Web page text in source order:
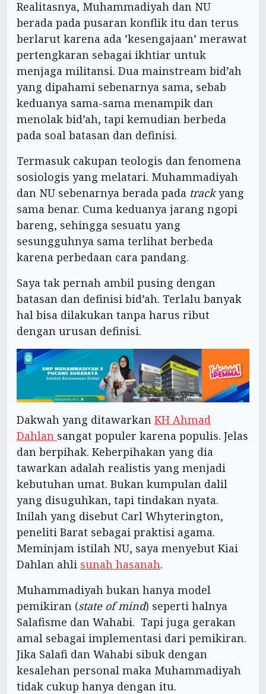
Realitasnya, Muhammadiyah dan NU
berada pada pusaran konflik itu dan terus
berlarut karena ada ’kesengajaan’ merawat
pertengkaran sebagai ikhtiar untuk
menjaga militansi. Dua mainstream bid’ah
yang dipahami sebenarnya sama, sebab
keduanya sama-sama menampik dan
menolak bid’ah, tapi kemudian berbeda
pada soal batasan dan definisi.
Termasuk cakupan teologis dan fenomena
sosiologis yang melatari. Muhammadiyah
dan NU sebenarnya berada pada trackyang
sama benar. Cuma keduanya jarang ngopi
bareng, sehingga sesuatu yang
sesungguhnya sama terlihat berbeda
karena perbedaan cara pandang.
Saya tak pernah ambil pusing dengan
batasan dan definisi bid’ah. Terlalu banyak
hal bisa dilakukan tanpa harus ribut
dengan urusan definisi.
Dakwah yang ditawarkan KH Ahmad
Dahlan sangat populer karena populis. Jelas
dan berpihak. Keberpihakan yang dia
tawarkan adalah realistis yang menjadi
kebutuhan umat. Bukan kumpulan dalil
yang disuguhkan, tapi tindakan nyata.
Inilah yang disebut Carl Whyterington,
peneliti Barat sebagai praktisi agama.
Meminjam istilah NU, saya menyebut Kiai
Dahlan ahli sunah hasanah.
Muhammadiyah bukan hanya model
pemikiran (state of mind) seperti halnya
Salafisme dan Wahabi. Tapi juga gerakan
amal sebagai implementasi dari pemikiran.
Jika Salafi dan Wahabi sibuk dengan
kesalehan personal maka Muhammadiyah
tidak cukup hanya dengan itu.